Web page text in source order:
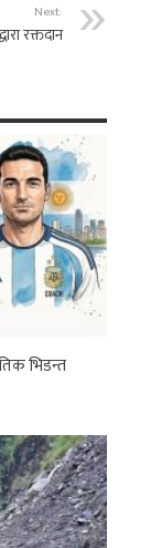
Next:
रक्तदान
भिडन्त